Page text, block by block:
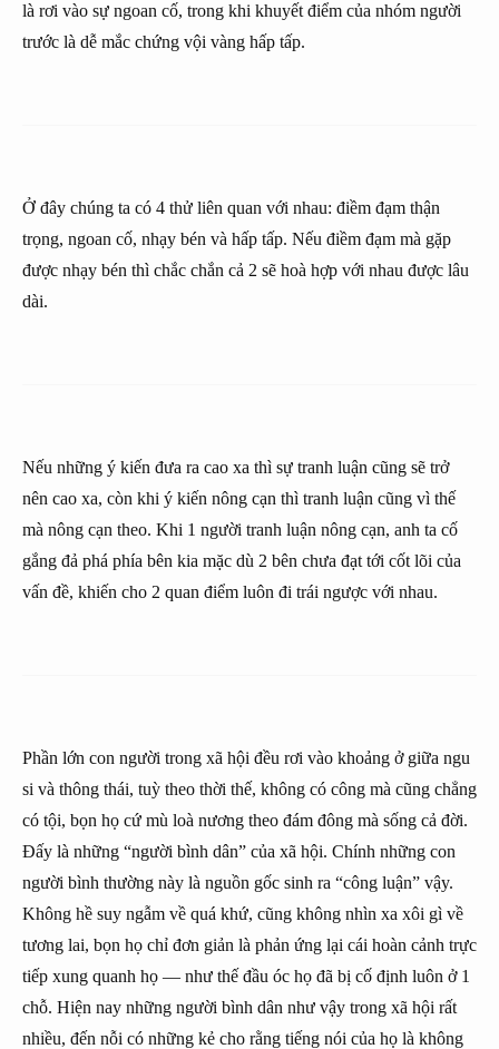
là rơi vào sự ngoan cố, trong khi khuyết điểm của nhóm người
trước là dễ mắc chứng vội vàng hấp tấp.
Ở đây chúng ta có 4 thử liên quan với nhau: điềm đạm thận
trọng, ngoan cố, nhạy bén và hấp tấp. Nếu điềm đạm mà gặp
được nhạy bén thì chắc chắn cả 2 sẽ hoà hợp với nhau được lâu
dài.
Nếu những ý kiến đưa ra cao xa thì sự tranh luận cũng sẽ trở
nên cao xa, còn khi ý kiến nông cạn thì tranh luận cũng vì thế
mà nông cạn theo. Khi 1 người tranh luận nông cạn, anh ta cố
gắng đả phá phía bên kia mặc dù 2 bên chưa đạt tới cốt lõi của
vấn đề, khiến cho 2 quan điểm luôn đi trái ngược với nhau.
Phần lớn con người trong xã hội đều rơi vào khoảng ở giữa ngu
si và thông thái, tuỳ theo thời thế, không có công mà cũng chẳng
có tội, bọn họ cứ mù loà nương theo đám đông mà sống cả đời.
Đấy là những “người bình dân” của xã hội. Chính những con
người bình thường này là nguồn gốc sinh ra “công luận” vậy.
Không hề suy ngẫm về quá khứ, cũng không nhìn xa xôi gì về
tương lai, bọn họ chỉ đơn giản là phản ứng lại cái hoàn cảnh trực
tiếp xung quanh họ — như thế đầu óc họ đã bị cố định luôn ở 1
chỗ. Hiện nay những người bình dân như vậy trong xã hội rất
nhiều, đến nỗi có những kẻ cho rằng tiếng nói của họ là không